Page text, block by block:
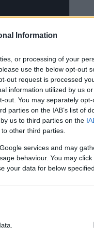
Information
or processing of your
use the below opt-out
out request is processed
information utilized by us
out. You may separately
parties on the IAB’s list of
us to third parties on the
other third parties.
services and may
behaviour. You may
your data for below
Prendiamo
delle grandi
sarebbe più
Questa è
Everton e
le parole di
per un